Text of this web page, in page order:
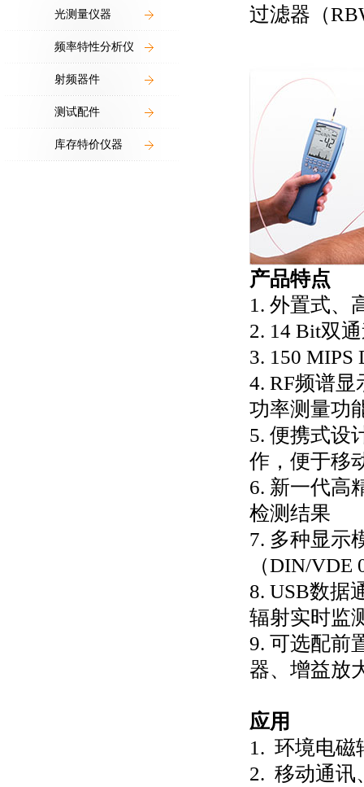
光测量仪器
频率特性分析仪
射频器件
测试配件
库存特价仪器
过滤器（
产品特点
1. 外置式、
2. 14 Bit双
3. 150 MIPS
4. RF频谱
功率测量功
5. 便携式设
作，便于移
6. 新一代高
检测结果
7. 多种显示
（DIN/
8. USB数据
辐射实时监
9. 可选配前
器、增益放
应用
1. 环境电磁
2. 移动通讯